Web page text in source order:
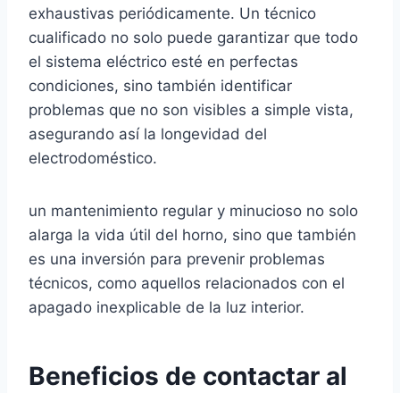
exhaustivas periódicamente. Un técnico
cualificado no solo puede garantizar que todo
el sistema eléctrico esté en perfectas
condiciones, sino también identificar
problemas que no son visibles a simple vista,
asegurando así la longevidad del
electrodoméstico.
un mantenimiento regular y minucioso no solo
alarga la vida útil del horno, sino que también
es una inversión para prevenir problemas
técnicos, como aquellos relacionados con el
apagado inexplicable de la luz interior.
Beneficios de contactar al